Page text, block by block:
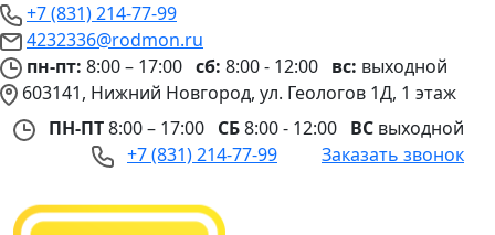
+7 (831) 214-77-99
4232336@rodmon.ru
пн-пт: 8:00 – 17:00 сб: 8:00 - 12:00 вс: выходной
603141, Нижний Новгород, ул. Геологов 1Д, 1 этаж
ПН-ПТ8:00 – 17:00 СБ8:00 - 12:00 ВС выходной
+7 (831) 214-77-99
Заказать звонок